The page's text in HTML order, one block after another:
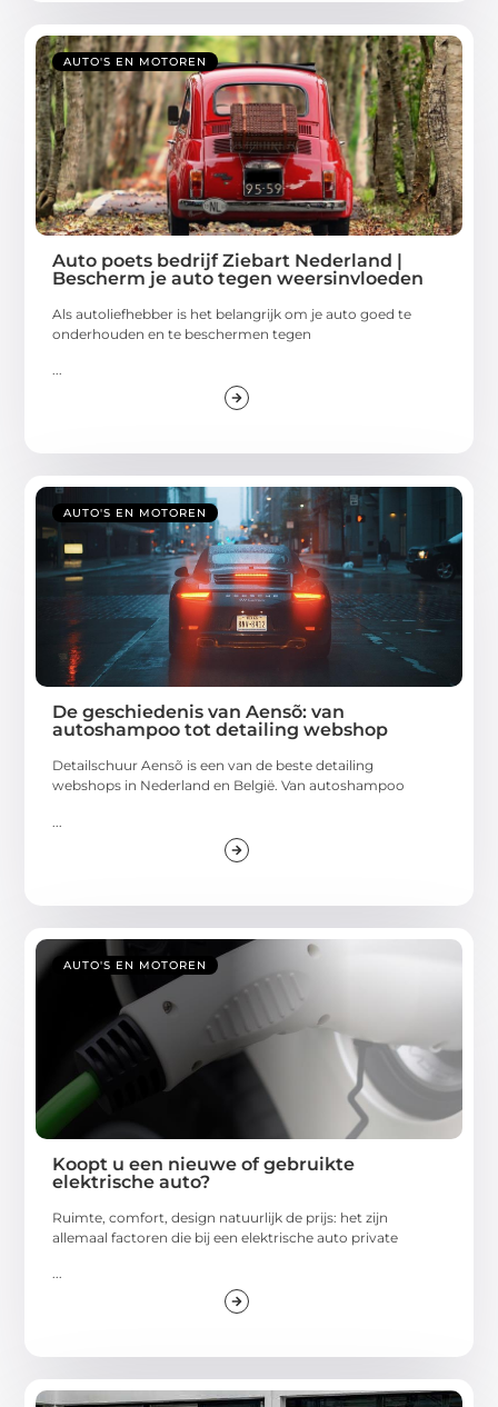
AUTO'S EN MOTOREN
Auto poets bedrijf Ziebart Nederland |
Bescherm je auto tegen weersinvloeden
Als autoliefhebber is het belangrijk om je auto goed te
onderhouden en te beschermen tegen
...
AUTO'S EN MOTOREN
De geschiedenis van Aensõ: van
autoshampoo tot detailing webshop
Detailschuur Aensõ is een van de beste detailing
webshops in Nederland en België. Van autoshampoo
AUTO'S EN MOTOREN
Koopt u een nieuwe of gebruikte
elektrische auto?
Ruimte, comfort, design natuurlijk de prijs: het zijn
allemaal factoren die bij een elektrische auto private